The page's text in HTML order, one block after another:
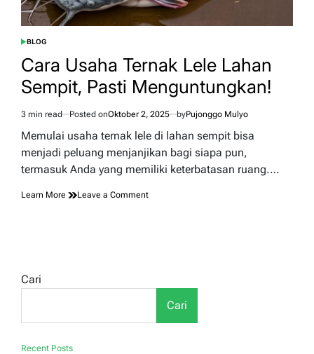
POSTED
BLOG
Cara Usaha Ternak Lele Lahan
Sempit, Pasti Menguntungkan!
Estimated
read
3 min read Posted onOktober 2, 2025 byPujonggo Mulyo
Memulai usaha ternak lele di lahan sempit bisa
menjadi peluang menjanjikan bagi siapa pun,
termasuk Anda yang memiliki keterbatasan ruang.…
Learn More Leave a Commenton
Cari
Cari
Recent Posts